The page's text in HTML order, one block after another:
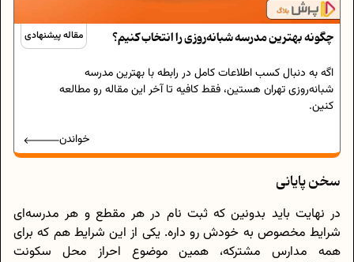
مقاله پیشنهادی چگونه بهترین مدرسه شبانه‌روزی را انتخاب کنیم؟
اگه به دنبال کسب اطلاعات کامل در رابطه با بهترین مدرسه
شبانه‌روزی تهران هستین، فقط کافیه تا آخر این مقاله رو مطالعه
کنین.
خواندن
سخن پایانی
در نهایت باید بدونین که ثبت نام در هر مقطع و هر مدرسه‌ای
شرایط مخصوص به خودش رو داره. یکی از این شرایط هم که برای
همه مدارس مشترکه، همین موضوع احراز محل سکونت